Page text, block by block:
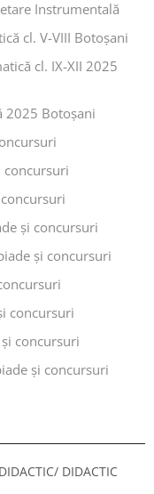
Instrumentală
cl. V-VIII Botoșani
cl. IX-XII 2025
2025 Botoșani
concursuri
și concursuri
și concursuri
concursuri
concursuri
și concursuri
DIDACTIC